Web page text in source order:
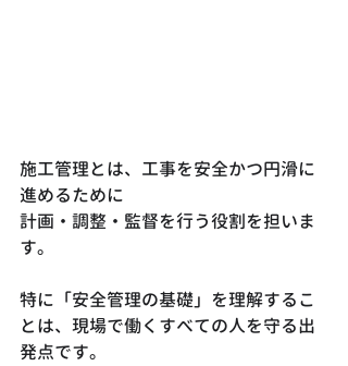
施工管理とは、工事を安全かつ円滑に
進めるために
計画・調整・監督を行う役割を担いま
す。
特に「安全管理の基礎」を理解するこ
とは、現場で働くすべての人を守る出
発点です。